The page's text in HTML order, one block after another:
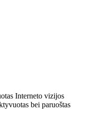
Interneto vizijos
bei paruoštas